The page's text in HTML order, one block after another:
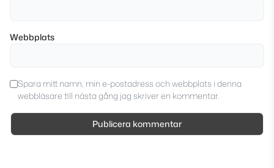
Webbplats
Spara mitt namn, min e-postadress och webbplats i denna
webbläsare till nästa gång jag skriver en kommentar.